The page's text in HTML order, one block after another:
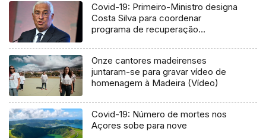
Covid-19: Primeiro-Ministro designa
Costa Silva para coordenar
programa de recuperação
Onze cantores madeirenses
juntaram-se para gravar vídeo de
homenagem à Madeira (Vídeo)
Covid-19: Número de mortes nos
Açores sobe para nove